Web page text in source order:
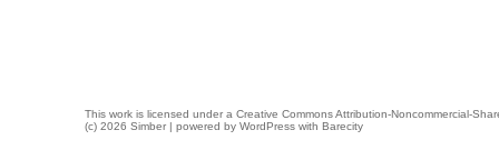
This work is licensed under a Creative Commons Attribution-Noncommercial-
(c) 2026 Simber | powered by WordPress with Barecity